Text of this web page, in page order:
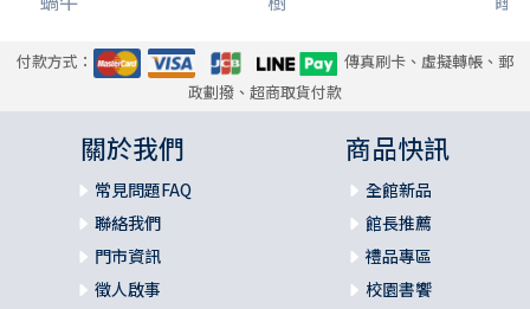
付款方式：
傳真刷卡、虛擬轉帳、郵
政劃撥、超商取貨付款
關於我們
常見問題FAQ
聯絡我們
門市資訊
徵人啟事
商品快訊
全館新品
館長推薦
禮品專區
校園書饗